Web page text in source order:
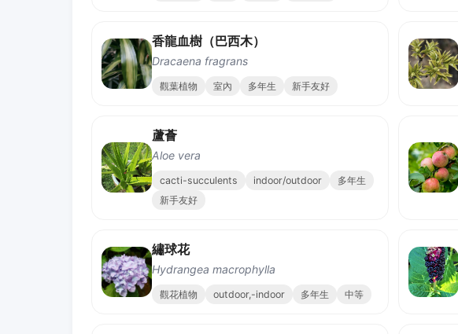
香龍血樹（巴西木）
Dracaena fragrans
觀葉植物 室內 多年生 新手友好
蘆薈
Aloe vera
cacti-succulents indoor/outdoor
多年生
新手友好
繡球花
Hydrangea macrophylla
觀花植物 outdoor,-indoor 多年生 中等